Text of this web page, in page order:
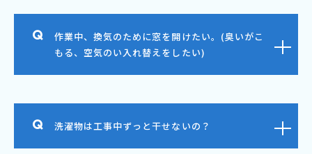
作業中、換気のために窓を開けたい。(臭いがこ
もる、空気のい入れ替えをしたい)
洗濯物は工事中ずっと干せないの？